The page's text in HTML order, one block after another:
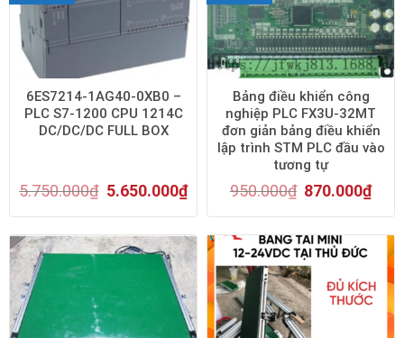
6ES7214-1AG40-0XB0 –
PLC S7-1200 CPU 1214C
DC/DC/DC FULL BOX
5.750.000₫ 5.650.000₫
Bảng điều khiển công
nghiệp PLC FX3U-32MT
đơn giản bảng điều khiển
lập trình STM PLC đầu vào
tương tự
950.000₫ 870.000₫